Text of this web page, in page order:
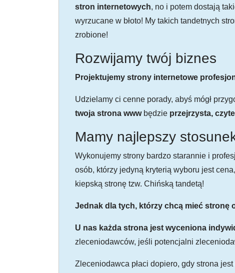
stron internetowych, no i potem dostają
wyrzucane w błoto! My takich tandetnych
zrobione!
Rozwijamy twój biznes
Projektujemy strony internetowe
Udzielamy ci cenne porady, abyś mógł
twoja strona wwwbędzie przejrzysta,
Mamy najlepszy
Wykonujemy strony bardzo starannie i
osób, którzy jedyną kryterią wyboru jest
kiepską stronę tzw. Chińską tandetą!
Jednak dla tych, którzy chcą mieć stronę
U nas każda strona jest wyceniona
zleceniodawców, jeśli potencjalni
Zleceniodawca płaci dopiero, gdy strona